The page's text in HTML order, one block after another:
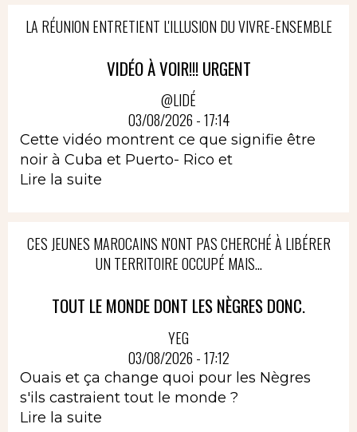
LA RÉUNION ENTRETIENT L'ILLUSION DU VIVRE-ENSEMBLE
VIDÉO À VOIR!!! URGENT
@LIDÉ
03/08/2026 - 17:14
Cette vidéo montrent ce que signifie être
noir à Cuba et Puerto- Rico et
Lire la suite
CES JEUNES MAROCAINS N'ONT PAS CHERCHÉ À LIBÉRER
UN TERRITOIRE OCCUPÉ MAIS...
TOUT LE MONDE DONT LES NÈGRES DONC.
YEG
03/08/2026 - 17:12
Ouais et ça change quoi pour les Nègres
s'ils castraient tout le monde ?
Lire la suite